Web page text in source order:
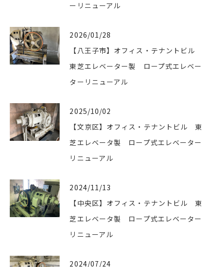
ーリニューアル
2026/01/28
【八王子市】オフィス・テナントビル
東芝エレベーター製 ロープ式エレベー
ターリニューアル
2025/10/02
【文京区】オフィス・テナントビル 東
芝エレベータ製 ロープ式エレベーター
リニューアル
2024/11/13
【中央区】オフィス・テナントビル 東
芝エレベータ製 ロープ式エレベーター
リニューアル
2024/07/24